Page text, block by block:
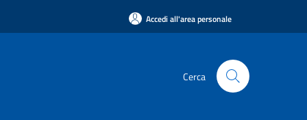
Accedi all'area personale
Cerca